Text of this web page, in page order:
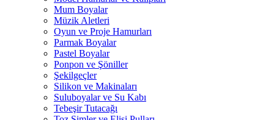
Mum Boyalar
Müzik Aletleri
Oyun ve Proje Hamurları
Parmak Boyalar
Pastel Boyalar
Ponpon ve Şöniller
Şekilgeçler
Silikon ve Makinaları
Suluboyalar ve Su Kabı
Tebeşir Tutacağı